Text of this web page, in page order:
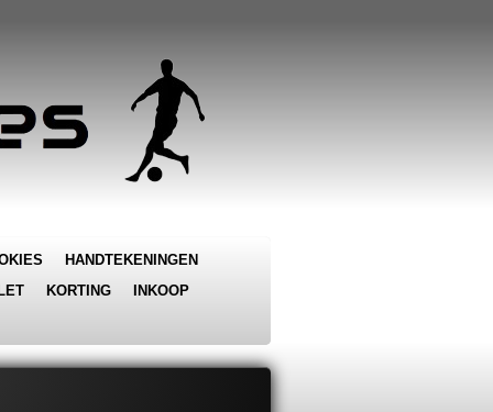
HANDTEKENINGEN
KORTING
INKOOP